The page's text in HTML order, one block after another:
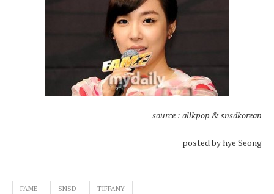
source : allkpop & snsdkorean
posted by hye Seong
FAME SNSD TIFFANY